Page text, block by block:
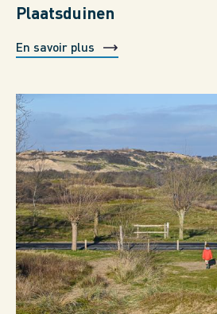
Plaatsduinen
En savoir plus